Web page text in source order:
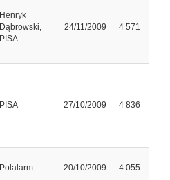
Henryk
Dąbrowski,
PISA
24/11/2009 4 571
PISA 27/10/2009 4 836
Polalarm 20/10/2009 4 055